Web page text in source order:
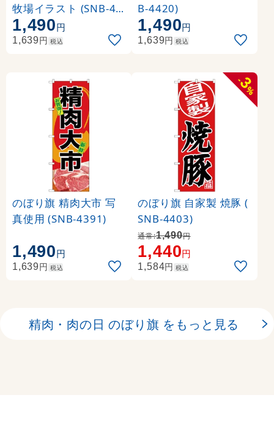
牧場イラスト (SNB-43
99)
1,490円
1,639円 税込
B-4420)
1,490円
1,639円 税込
のぼり旗 精肉大市 写
真使用 (SNB-4391)
1,490円
1,639円 税込
-
3
%
のぼり旗 自家製 焼豚 (
SNB-4403)
通常:1,490円
1,440円
1,584円 税込
精肉・肉の日 のぼり旗 をもっと見る